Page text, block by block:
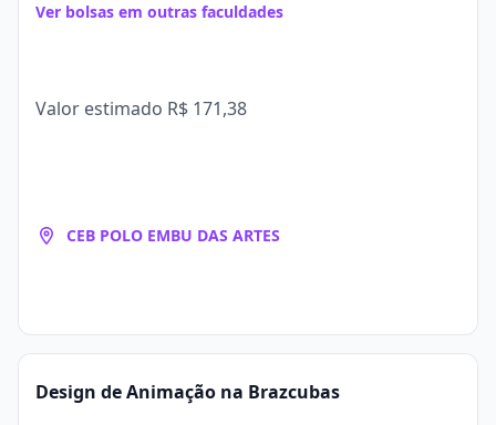
Ver bolsas em outras faculdades
Valor estimado R$ 171,38
CEB POLO EMBU DAS ARTES
Design de Animação na Brazcubas